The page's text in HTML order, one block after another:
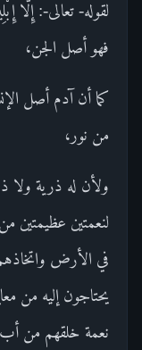
لقوله- تعالى-:
فهو أصل الجن،
كما أن آدم أصل
من نور،
ولأن له ذرية ولا
لنعمتين عظيمتين من
في الأرض
يحتاجون إليه من
نعمة خلقهم من